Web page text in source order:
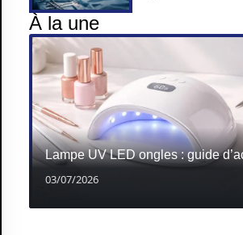
À la une
Lampe UV LED ongles : guide
03/07/2026